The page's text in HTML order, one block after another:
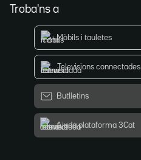
Troba'ns a
Mòbils i tauletes
Televisions connectades
Butlletins
Ajuda plataforma 3Cat